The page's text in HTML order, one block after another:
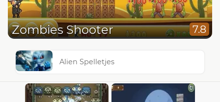
Zombies Shooter 7.8
Alien Spelletjes